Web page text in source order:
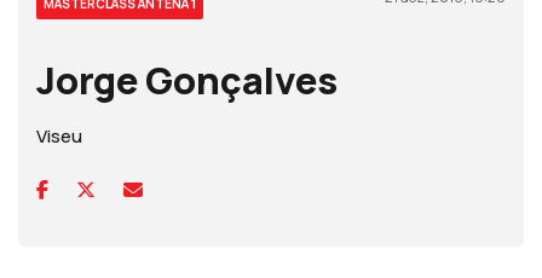
MASTERCLASS ANTENA 1
Jorge Gonçalves
Viseu